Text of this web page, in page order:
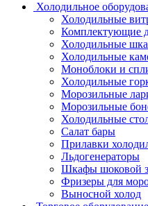
Холодильное
Холодильные
Комплектующие
Холодильные
Холодильные
Моноблоки и
Холодильные
Морозильные
Морозильные
Холодильные
Салат бары
Прилавки
Льдогенераторы
Шкафы шоковой
Фризеры для
Выносной холод